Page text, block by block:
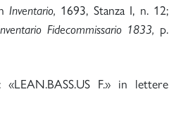
Inventario, 1693, Stanza I, n. 12;
Fidecommissario 1833, p.
F.» in lettere